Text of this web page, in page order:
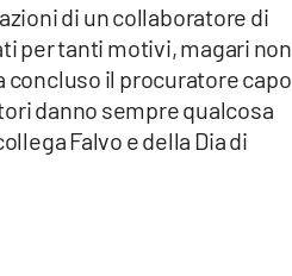
di un collaboratore di
per tanti motivi, magari non
concluso il procuratore capo
danno sempre qualcosa
Falvo e della Dia di